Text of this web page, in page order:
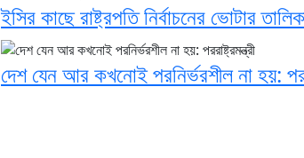
ইসির কাছে রাষ্ট্রপতি নির্বাচনের ভোটার
দেশ যেন আর কখনোই পরনির্ভরশীল না হয়: